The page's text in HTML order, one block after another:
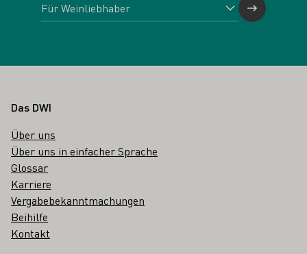
Fußbereich
Das DWI
Über uns
Über uns in einfacher Sprache
Glossar
Karriere
Vergabebekanntmachungen
Beihilfe
Kontakt